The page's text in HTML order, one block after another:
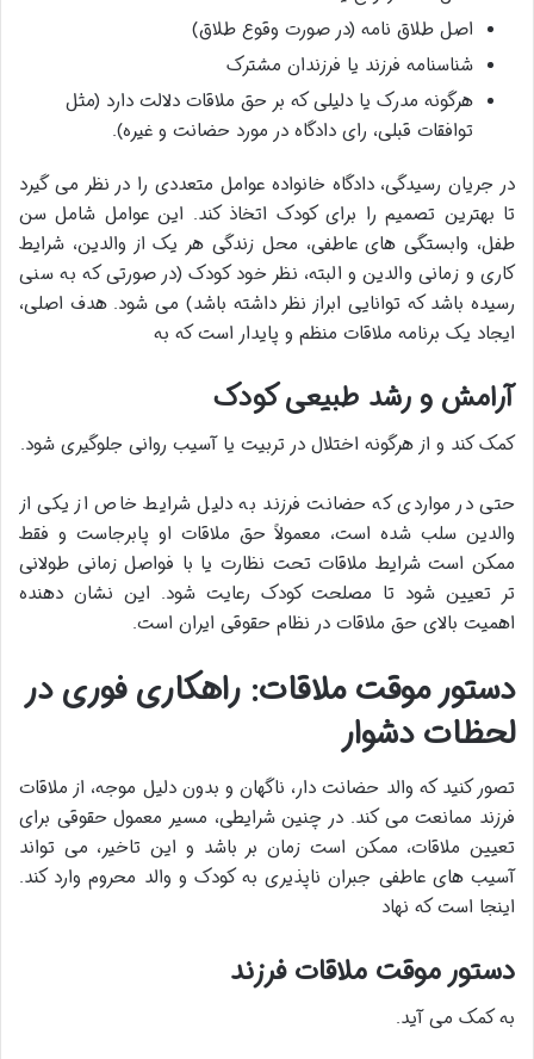
اصل طلاق نامه (در صورت وقوع طلاق)
شناسنامه فرزند یا فرزندان مشترک
هرگونه مدرک یا دلیلی که بر حق ملاقات دلالت دارد (مثل
توافقات قبلی، رای دادگاه در مورد حضانت و غیره).
در جریان رسیدگی، دادگاه خانواده عوامل متعددی را در نظر می گیرد
تا بهترین تصمیم را برای کودک اتخاذ کند. این عوامل شامل سن
طفل، وابستگی های عاطفی، محل زندگی هر یک از والدین، شرایط
کاری و زمانی والدین و البته، نظر خود کودک (در صورتی که به سنی
رسیده باشد که توانایی ابراز نظر داشته باشد) می شود. هدف اصلی،
ایجاد یک برنامه ملاقات منظم و پایدار است که به
آرامش و رشد طبیعی کودک
کمک کند و از هرگونه اختلال در تربیت یا آسیب روانی جلوگیری شود.
حتی در مواردی که حضانت فرزند به دلیل شرایط خاص از یکی از
والدین سلب شده است، معمولاً حق ملاقات او پابرجاست و فقط
ممکن است شرایط ملاقات تحت نظارت یا با فواصل زمانی طولانی
تر تعیین شود تا مصلحت کودک رعایت شود. این نشان دهنده
اهمیت بالای حق ملاقات در نظام حقوقی ایران است.
دستور موقت ملاقات: راهکاری فوری در
لحظات دشوار
تصور کنید که والد حضانت دار، ناگهان و بدون دلیل موجه، از ملاقات
فرزند ممانعت می کند. در چنین شرایطی، مسیر معمول حقوقی برای
تعیین ملاقات، ممکن است زمان بر باشد و این تاخیر، می تواند
آسیب های عاطفی جبران ناپذیری به کودک و والد محروم وارد کند.
اینجا است که نهاد
دستور موقت ملاقات فرزند
به کمک می آید.